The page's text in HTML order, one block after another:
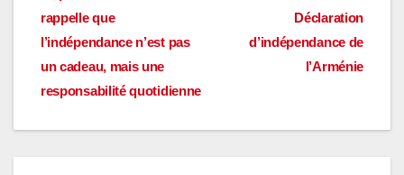
de
l’article
Déclaration
d’indépendance de
l’Arménie
rappelle que
l’indépendance n’est pas
un cadeau, mais une
responsabilité quotidienne